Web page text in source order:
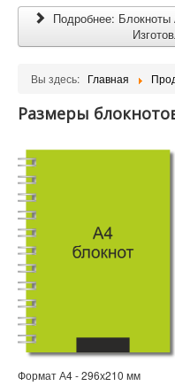
Подробнее: Блокноты
Вы здесь: Главная
Размеры
Формат А4 - 296х210 мм